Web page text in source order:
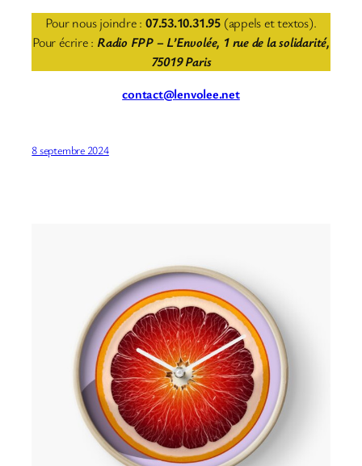
Pour nous joindre : 07.53.10.31.95 (appels et textos).
Pour écrire : Radio FPP – L’Envolée, 1 rue de la solidarité,
75019 Paris
contact@lenvolee.net
8 septembre 2024